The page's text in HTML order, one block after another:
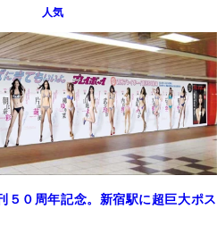
人気
５０周年記念。新宿駅に超巨大ポス